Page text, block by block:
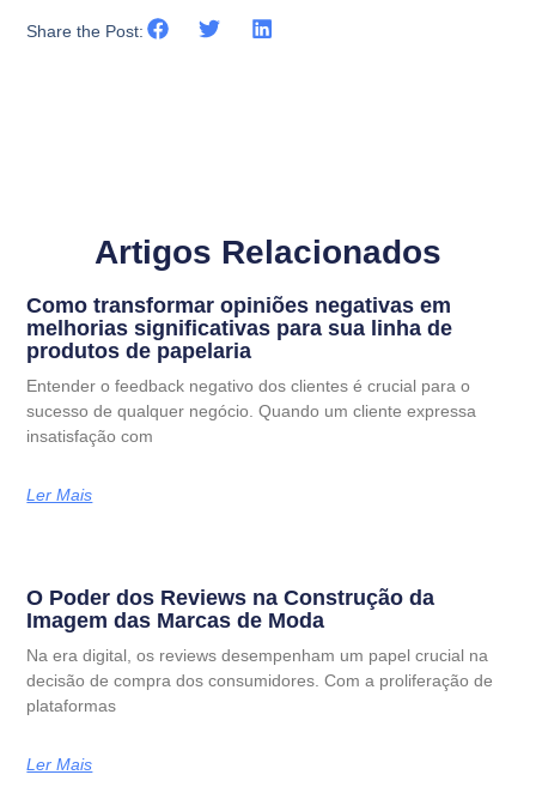
Share the Post:
Artigos Relacionados
Como transformar opiniões negativas em
melhorias significativas para sua linha de
produtos de papelaria
Entender o feedback negativo dos clientes é crucial para o
sucesso de qualquer negócio. Quando um cliente expressa
insatisfação com
Ler Mais
O Poder dos Reviews na Construção da
Imagem das Marcas de Moda
Na era digital, os reviews desempenham um papel crucial na
decisão de compra dos consumidores. Com a proliferação de
plataformas
Ler Mais